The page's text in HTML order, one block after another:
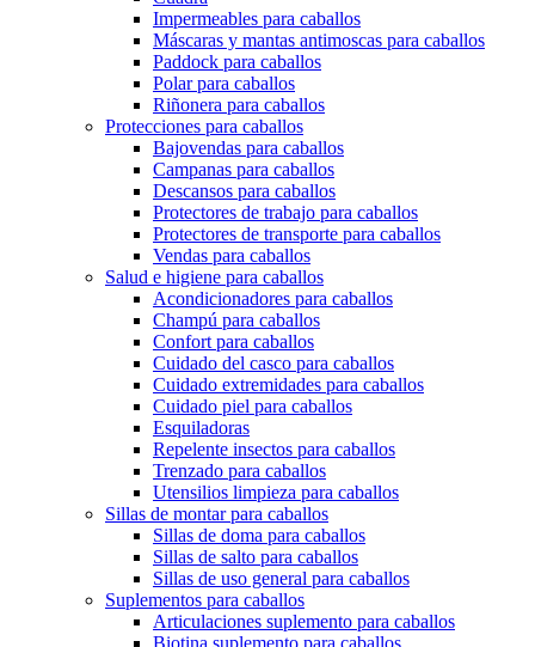
Impermeables para caballos
Máscaras y mantas antimoscas para caballos
Paddock para caballos
Polar para caballos
Riñonera para caballos
Protecciones para caballos
Bajovendas para caballos
Campanas para caballos
Descansos para caballos
Protectores de trabajo para caballos
Protectores de transporte para caballos
Vendas para caballos
Salud e higiene para caballos
Acondicionadores para caballos
Champú para caballos
Confort para caballos
Cuidado del casco para caballos
Cuidado extremidades para caballos
Cuidado piel para caballos
Esquiladoras
Repelente insectos para caballos
Trenzado para caballos
Utensilios limpieza para caballos
Sillas de montar para caballos
Sillas de doma para caballos
Sillas de salto para caballos
Sillas de uso general para caballos
Suplementos para caballos
Articulaciones suplemento para caballos
Biotina suplemento para caballos